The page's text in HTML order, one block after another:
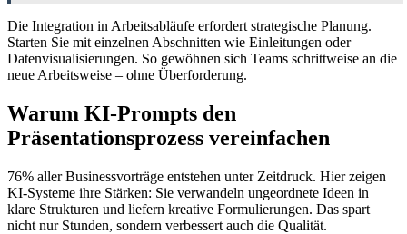
Die Integration in Arbeitsabläufe erfordert strategische Planung.
Starten Sie mit einzelnen Abschnitten wie Einleitungen oder
Datenvisualisierungen. So gewöhnen sich Teams schrittweise an die
neue Arbeitsweise – ohne Überforderung.
Warum KI-Prompts den
Präsentationsprozess vereinfachen
76% aller Businessvorträge entstehen unter Zeitdruck. Hier zeigen
KI-Systeme ihre Stärken: Sie verwandeln ungeordnete Ideen in
klare Strukturen und liefern kreative Formulierungen. Das spart
nicht nur Stunden, sondern verbessert auch die Qualität.